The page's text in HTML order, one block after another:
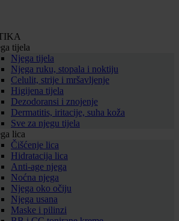
tijela
Njega tijela
Njega ruku, stopala i noktiju
Celulit, strije i mršavljenje
Higijena tijela
Dezodoransi i znojenje
Dermatitis, iritacije, suha koža
Sve za njegu tijela
lica
Čišćenje lica
Hidratacija lica
Anti-age njega
Noćna njega
Njega oko očiju
Njega usana
Maske i pilinzi